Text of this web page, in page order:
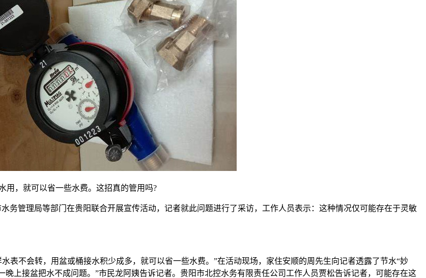
，就可以省一些水费。这招真的管用吗?
管理局等部门在贵阳联合开展宣传活动，记者就此问题进行了采访，工作人员表示：这种情况仅可能存在于灵敏
不会转，用盆或桶接水积少成多，就可以省一些水费。”在活动现场，家住安顺的周先生向记者透露了节水“妙
上接盆把水不成问题。”市民龙阿姨告诉记者。贵阳市北控水务有限责任公司工作人员贾松告诉记者，可能存在这